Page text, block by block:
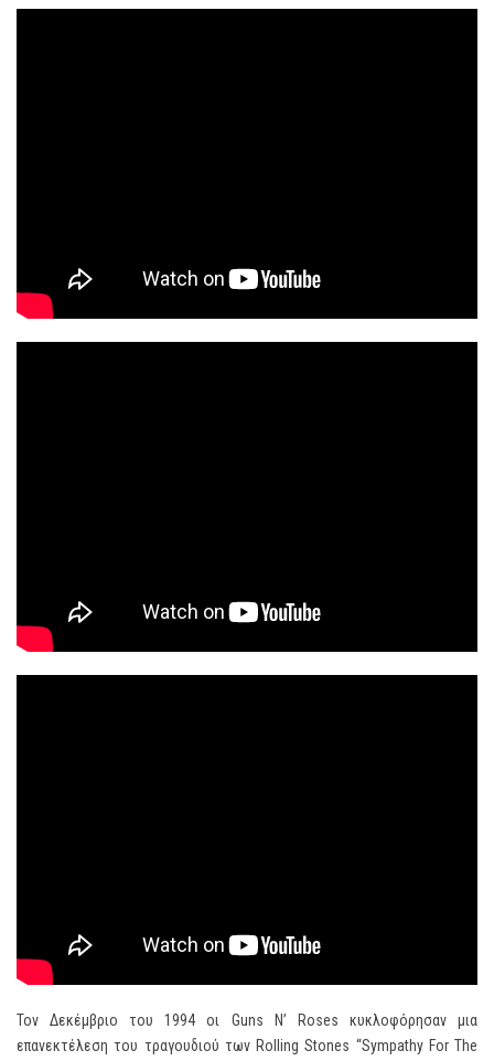
Τον Δεκέμβριο του 1994 οι Guns N’ Roses κυκλοφόρησαν μια
επανεκτέλεση του τραγουδιού των Rolling Stones “Sympathy For The